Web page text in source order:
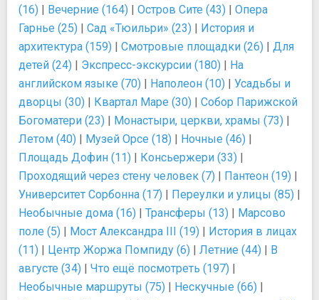
(16) | Вечерние (164) | Остров Сите (43) | Опера
Гарнье (25) | Сад «Тюильри» (23) | История и
архитектура (159) | Смотровые площадки (26) | Для
детей (24) | Экспресс-экскурсии (180) | На
английском языке (70) | Наполеон (10) | Усадьбы и
дворцы (30) | Квартал Маре (30) | Собор Парижской
Богоматери (23) | Монастыри, церкви, храмы (73) |
Летом (40) | Музей Орсе (18) | Ночные (46) |
Площадь Дофин (11) | Консьержери (33) |
Проходящий через стену человек (7) | Пантеон (19) |
Университет Сорбонна (17) | Переулки и улицы (85) |
Необычные дома (16) | Трансферы (13) | Марсово
поле (5) | Мост Александра III (19) | История в лицах
(11) | Центр Жоржа Помпиду (6) | Летние (44) | В
августе (34) | Что ещё посмотреть (197) |
Необычные маршруты (75) | Нескучные (66) |